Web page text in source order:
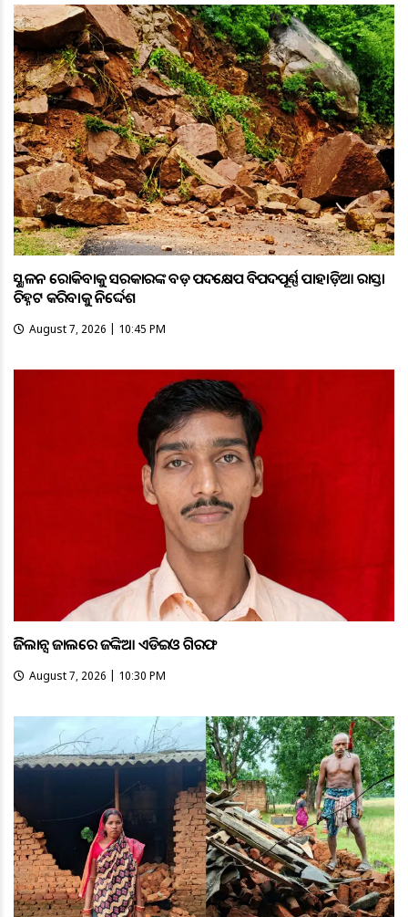
ଭୂସ୍ଖଳନ ରୋକିବାକୁ ସରକାରଙ୍କ ବଡ଼ ପଦକ୍ଷେପ ବିପଦପୂର୍ଣ୍ଣ ପାହାଡ଼ିଆ ରାସ୍ତା
ଚିହ୍ନଟ କରିବାକୁ ନିର୍ଦ୍ଦେଶ
August 7, 2026 | 10:45 PM
ଭିଜିଲାନ୍ସ ଜାଲରେ ଜଙ୍କିଆ ଏଡିଇଓ ଗିରଫ
August 7, 2026 | 10:30 PM